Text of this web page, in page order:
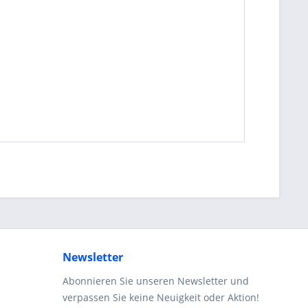
Newsletter
Abonnieren Sie unseren Newsletter und
verpassen Sie keine Neuigkeit oder Aktion!